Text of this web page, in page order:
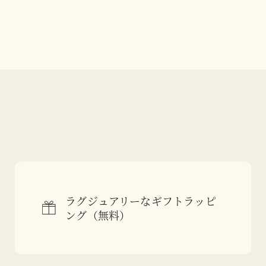
ラグジュアリーなギフトラッピ
ング（無料）